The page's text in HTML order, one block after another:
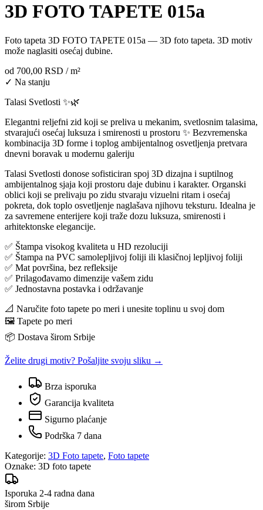
3D FOTO TAPETE 015a
Foto tapeta 3D FOTO TAPETE 015a — 3D foto tapeta. 3D motiv
može naglasiti osećaj dubine.
od 700,00 RSD / m²
✓ Na stanju
Talasi Svetlosti ✨🌿
Elegantni reljefni zid koji se preliva u mekanim, svetlosnim talasima,
stvarajući osećaj luksuza i smirenosti u prostoru ✨ Bezvremenska
kombinacija 3D forme i toplog ambijentalnog osvetljenja pretvara
dnevni boravak u modernu galeriju
Talasi Svetlosti donose sofisticiran spoj 3D dizajna i suptilnog
ambijentalnog sjaja koji prostoru daje dubinu i karakter. Organski
oblici koji se prelivaju po zidu stvaraju vizuelni ritam i osećaj
pokreta, dok toplo osvetljenje naglašava njihovu teksturu. Idealna je
za savremene enterijere koji traže dozu luksuza, smirenosti i
arhitektonske elegancije.
✅ Štampa visokog kvaliteta u HD rezoluciji
✅ Štampa na PVC samolepljivoj foliji ili klasičnoj lepljivoj foliji
✅ Mat površina, bez refleksije
✅ Prilagođavamo dimenzije vašem zidu
✅ Jednostavna postavka i održavanje
📐 Naručite foto tapete po meri i unesite toplinu u svoj dom
🖼️ Tapete po meri
📦 Dostava širom Srbije
Želite drugi motiv? Pošaljite svoju sliku →
Brza isporuka
Garancija kvaliteta
Sigurno plaćanje
Podrška 7 dana
Kategorije: 3D Foto tapete, Foto tapete
Oznake: 3D foto tapete
Isporuka 2-4 radna dana
širom Srbije